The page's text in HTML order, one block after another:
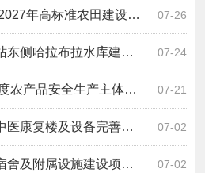
07-26
项目十标段无拖欠农民工工资情况公示
07-24
建设项目原指挥所办公房屋招租公告
07-21
生产主体风险分级动态管理公示
07-02
设计－采购－施工）工程总承包无拖欠农民工工资情况公示
07-02
计-采购-施工）总承包无拖欠农民工工资情况公示